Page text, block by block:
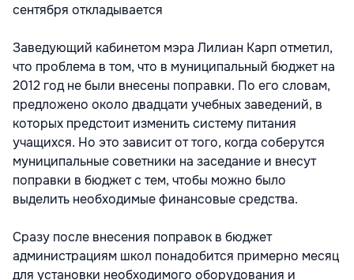
сентября откладывается
Заведующий кабинетом мэра Лилиан Карп отметил,
что проблема в том, что в муниципальный бюджет на
2012 год не были внесены поправки. По его словам,
предложено около двадцати учебных заведений, в
которых предстоит изменить систему питания
учащихся. Но это зависит от того, когда соберутся
муниципальные советники на заседание и внесут
поправки в бюджет с тем, чтобы можно было
выделить необходимые финансовые средства.
Сразу после внесения поправок в бюджет
администрациям школ понадобится примерно месяц
для установки необходимого оборудования и